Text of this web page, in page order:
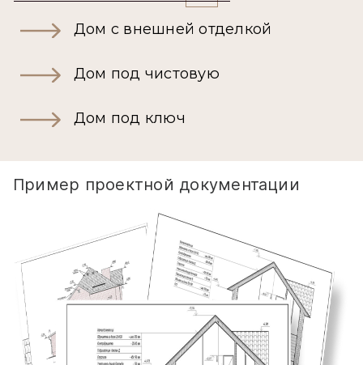
Дом с внешней отделкой
Дом под чистовую
Дом под ключ
Пример проектной документации